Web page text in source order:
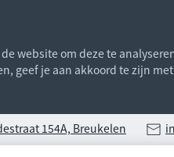
website om deze te
geef je aan akkoord te zijn
154A, Breukelen